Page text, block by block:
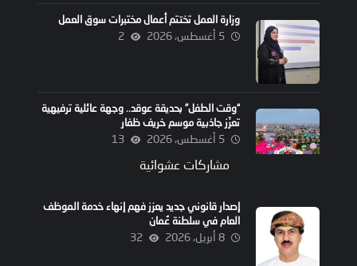
وزارة العمل تختتم أعمال مختبرات سوق العمل
5 أغسطس، 2026 2
“وقت الطفل” بحديقة عوقد.. وجهة عائلية ترفيهية
تعزّز جاذبية موسم خريف ظفار
5 أغسطس، 2026 13
مشاركات عشوائية
إصدار قانوني جديد يعزز فهم إنهاء خدمة الموظف
العام في سلطنة عُمان
8 أبريل، 2026 32